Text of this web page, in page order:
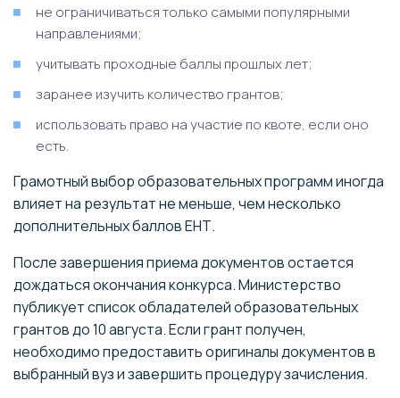
не ограничиваться только самыми популярными
направлениями;
учитывать проходные баллы прошлых лет;
заранее изучить количество грантов;
использовать право на участие по квоте, если оно
есть.
Грамотный выбор образовательных программ иногда
влияет на результат не меньше, чем несколько
дополнительных баллов ЕНТ.
После завершения приема документов остается
дождаться окончания конкурса. Министерство
публикует список обладателей образовательных
грантов до 10 августа. Если грант получен,
необходимо предоставить оригиналы документов в
выбранный вуз и завершить процедуру зачисления.